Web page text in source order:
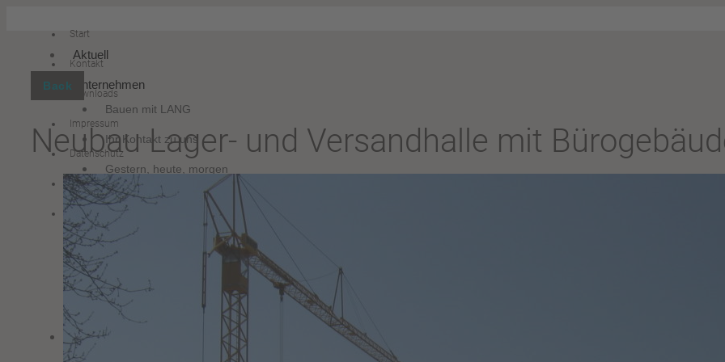
Start
Kontakt
Downloads
Impressum
Datenschutz
Hinweisgebersystem
Suche
Aktuell
Unternehmen
Bauen mit LANG
Ihr Kontakt zu uns
Gestern, heute, morgen
Was für uns zählt
Qualität und Zertifizierung
Die REIF GRUPPE
Kompetenzen
Back
Neubau Lager- und Versandhalle mit